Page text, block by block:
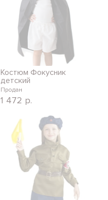
Костюм Фокусник
детский
Продан
1 472 р.